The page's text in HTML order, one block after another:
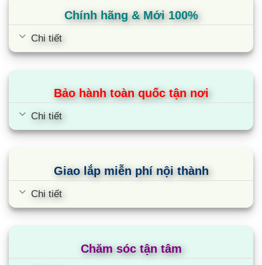
Chính hãng & Mới 100%
Chi tiết
Bảo hành toàn quốc tận nơi
Chi tiết
Giao lắp miễn phí nội thành
Chi tiết
Chăm sóc tận tâm